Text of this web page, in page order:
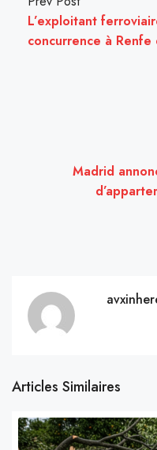
L’exploitant
concurrence à Renfe
Madrid
Articles Similaires